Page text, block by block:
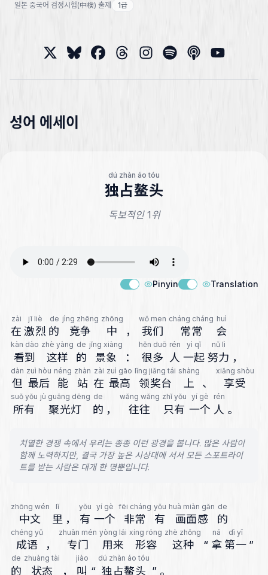
일본 중국어 검정시험(中検) 출제 1급
성어 에세이
dú zhàn áo tóu
独占鳌头
독보적인 1위
Pinyin Translation
zài
在
jī liè
激烈
de
的
jìng zhēng
竞争
zhōng
中 ，
wǒ men
我们
cháng cháng
常常
huì
会
kàn dào
看到
zhè yàng
这样
de
的
jǐng xiàng
景象 ：
hěn duō
很多
rén
人
yì qǐ
一起
nǔ lì
努力 ，
dàn
但
zuì hòu
最后
néng
能
zhàn
站
zài
在
zuì gāo
最高
lǐng jiǎng tái
领奖台
shàng
上 、
xiǎng shòu
享受
suǒ yǒu
所有
jù guāng dēng
聚光灯
de
的 ，
wǎng wǎng
往往
zhǐ yǒu
只有
yí gè
一个
rén
人 。
치열한 경쟁 속에서 우리는 종종 이런 광경을 봅니다. 많은 사람이
함께 노력하지만, 결국 가장 높은 시상대에 서서 모든 스포트라이
트를 받는 사람은 대개 한 명뿐입니다.
zhōng wén
中文
lǐ
里 ，
yǒu
有
yí gè
一个
fēi cháng
非常
yǒu
有
huà miàn gǎn
画面感
de
的
chéng yǔ
成语 ，
zhuān mén
专门
yòng lái
用来
xíng róng
形容
zhè zhǒng
这种 “
ná
拿
dì yī
第一 ”
de
的
zhuàng tài
状态 ，
jiào
叫 “
dú zhàn áo tóu
独占鳌头 ” 。